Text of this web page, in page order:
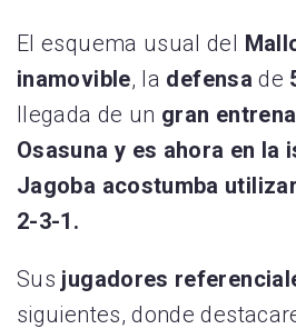
El esquema usual del
inamovible, la defensade
llegada de un gran
Osasuna y es ahora en la
Jagoba acostumba
2-3-1.
Sus jugadores
siguientes, donde